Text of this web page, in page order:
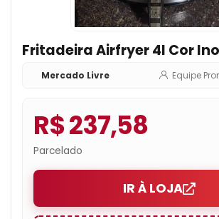
Fritadeira Airfryer 4l Cor
Mercado Livre Equipe
R$ 237,58
Parcelado
IR À LOJA